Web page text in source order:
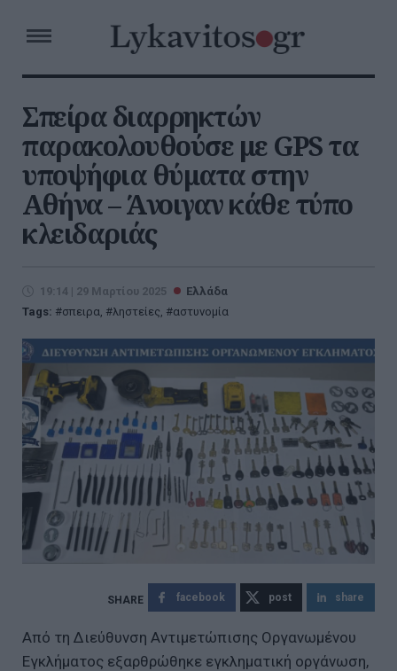
Σπείρα διαρρηκτών
παρακολουθούσε με GPS τα
υποψήφια θύματα στην
Αθήνα – Άνοιγαν κάθε τύπο
κλειδαριάς
19:14 | 29 Μαρτίου 2025
Ελλάδα
Tags:
σπειρα, ληστείες, αστυνομία
facebook post share
Από τη Διεύθυνση Αντιμετώπισης Οργανωμένου
Εγκλήματος εξαρθρώθηκε εγκληματική οργάνωση,